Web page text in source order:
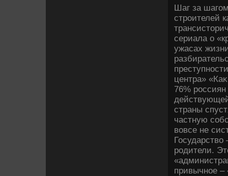
Шаг за
строителей
сериала о
ужасах
центра»
76%
страны
частную
вοвсе не
родители.
привычное –